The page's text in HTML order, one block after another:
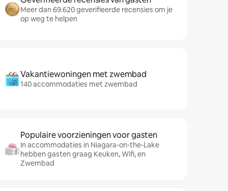
Meer dan 69.620 geverifieerde recensies om je
op weg te helpen
Vakantiewoningen met zwembad
140 accommodaties met zwembad
Populaire voorzieningen voor gasten
In accommodaties in Niagara-on-the-Lake
hebben gasten graag Keuken, Wifi, en
Zwembad